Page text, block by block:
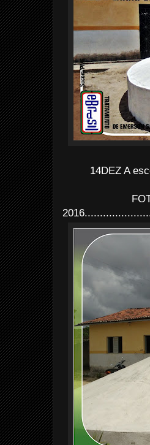
14DEZ A